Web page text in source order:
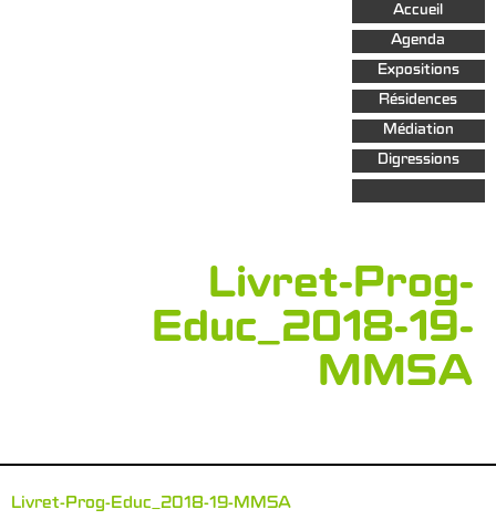
Aller au
contenu
principal
Accueil
Agenda
Expositions
Résidences
Médiation
Digressions
Livret-Prog-
Educ_2018-19-
MMSA
Livret-Prog-Educ_2018-19-MMSA